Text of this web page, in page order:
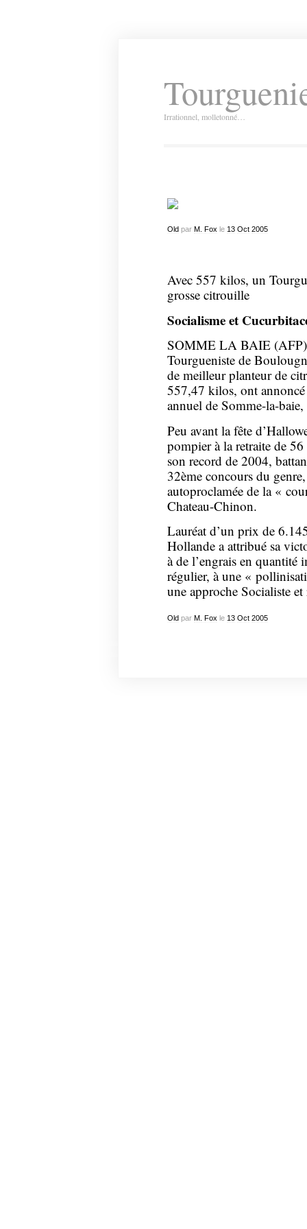
Irrationnel, molletonné…
Oldpar M. Fox le 13 Oct 2005
Avec 557 kilos, un
grosse citrouille
Socialisme et
SOMME LA BAIE
Tourgueniste de
de meilleur planteur de
557,47 kilos, ont
annuel de Somme-la-
Peu avant la fête
pompier à la retraite de
son record de 2004,
32ème concours du
autoproclamée de la «
Chateau-Chinon.
Lauréat d’un prix de
Hollande a attribué sa
à de l’engrais en quantité
régulier, à une «
une approche Socialiste
Old par M. Fox le 13 Oct 2005